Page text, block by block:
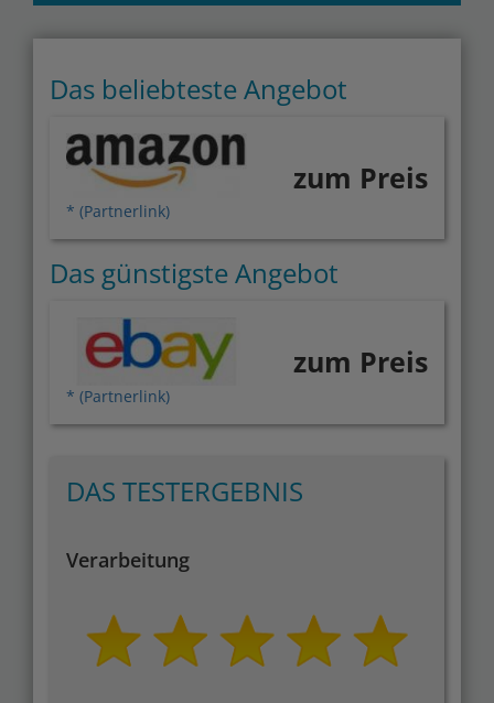
Das beliebteste Angebot
* (Partnerlink)
zum Preis
Das günstigste Angebot
* (Partnerlink)
zum Preis
DAS TESTERGEBNIS
Verarbeitung